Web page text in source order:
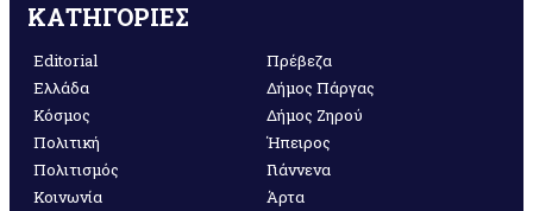
ΚΑΤΗΓΟΡΙΕΣ
Editorial
Ελλάδα
Κόσμος
Πολιτική
Πολιτισμός
Κοινωνία
Πρέβεζα
Δήμος Πάργας
Δήμος Ζηρού
Ήπειρος
Γιάννενα
Άρτα